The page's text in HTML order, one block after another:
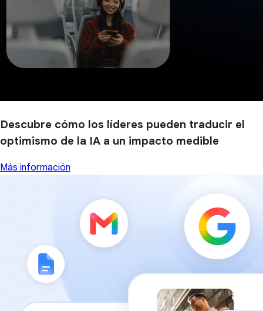
Descubre cómo los líderes pueden traducir el
optimismo de la IA a un impacto medible
Más información